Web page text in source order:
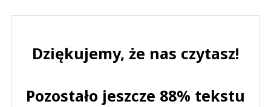
Dziękujemy, że nas czytasz!
Pozostało jeszcze 88% tekstu